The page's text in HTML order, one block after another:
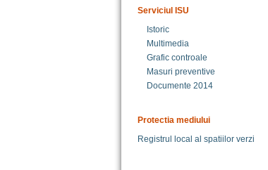
Serviciul ISU
Istoric
Multimedia
Grafic controale
Masuri preventive
Documente 2014
Protectia mediului
Registrul local al spatiilor verzi